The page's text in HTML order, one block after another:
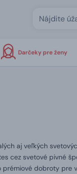
Darčeky pre ženy
aj veľkých
cez svetové pivné
dobroty pre